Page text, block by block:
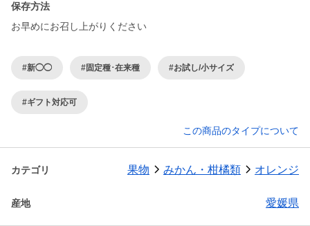
保存方法
お早めにお召し上がりください
#新◯◯ #固定種･在来種 #お試し/小サイズ
#ギフト対応可
この商品のタイプについて
カテゴリ 果物 みかん・柑橘類 オレンジ
産地 愛媛県